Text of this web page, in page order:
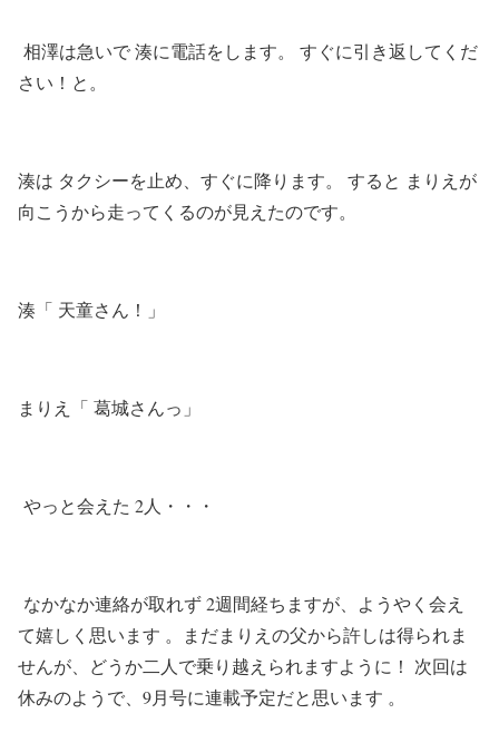
相澤は急いで 湊に電話をします。 すぐに引き返してくだ
さい！と。
湊は タクシーを止め、すぐに降ります。 すると まりえが
向こうから走ってくるのが見えたのです。
湊「 天童さん！」
まりえ「 葛城さんっ」
やっと会えた 2人・・・
なかなか連絡が取れず 2週間経ちますが、ようやく会え
て嬉しく思います 。まだまりえの父から許しは得られま
せんが、どうか二人で乗り越えられますように！ 次回は
休みのようで、9月号に連載予定だと思います 。